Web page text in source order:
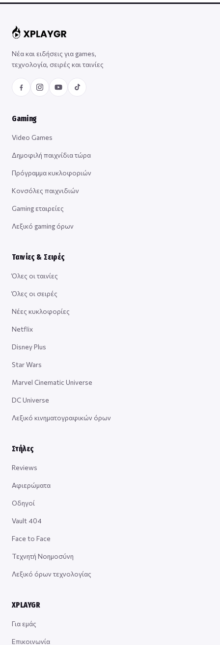
Νέα και ειδήσεις για games,
τεχνολογία, σειρές και ταινίες
Gaming
Video Games
Δημοφιλή παιχνίδια τώρα
Πρόγραμμα κυκλοφοριών
Κονσόλες παιχνιδιών
Gaming εταιρείες
Λεξικό gaming όρων
Ταινίες & Σειρές
Όλες οι ταινίες
Όλες οι σειρές
Νέες κυκλοφορίες
Netflix
Disney Plus
Star Wars
Marvel Cinematic Universe
DC Universe
Λεξικό κινηματογραφικών όρων
Στήλες
Reviews
Αφιερώματα
Οδηγοί
Vault 404
Face to Face
Τεχνητή Νοημοσύνη
Λεξικό όρων τεχνολογίας
XPLAYGR
Για εμάς
Επικοινωνία